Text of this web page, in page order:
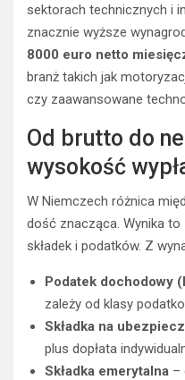
sektorach technicznych i
znacznie wyższe
8000 euro netto
branż takich jak
czy zaawansowane
Od brutto do
wysokość
W Niemczech różnica
dość znacząca. Wynika
składek i podatków. Z
Podatek dochodowy
zależy od klasy
Składka na
plus dopłata
Składka emerytalna –